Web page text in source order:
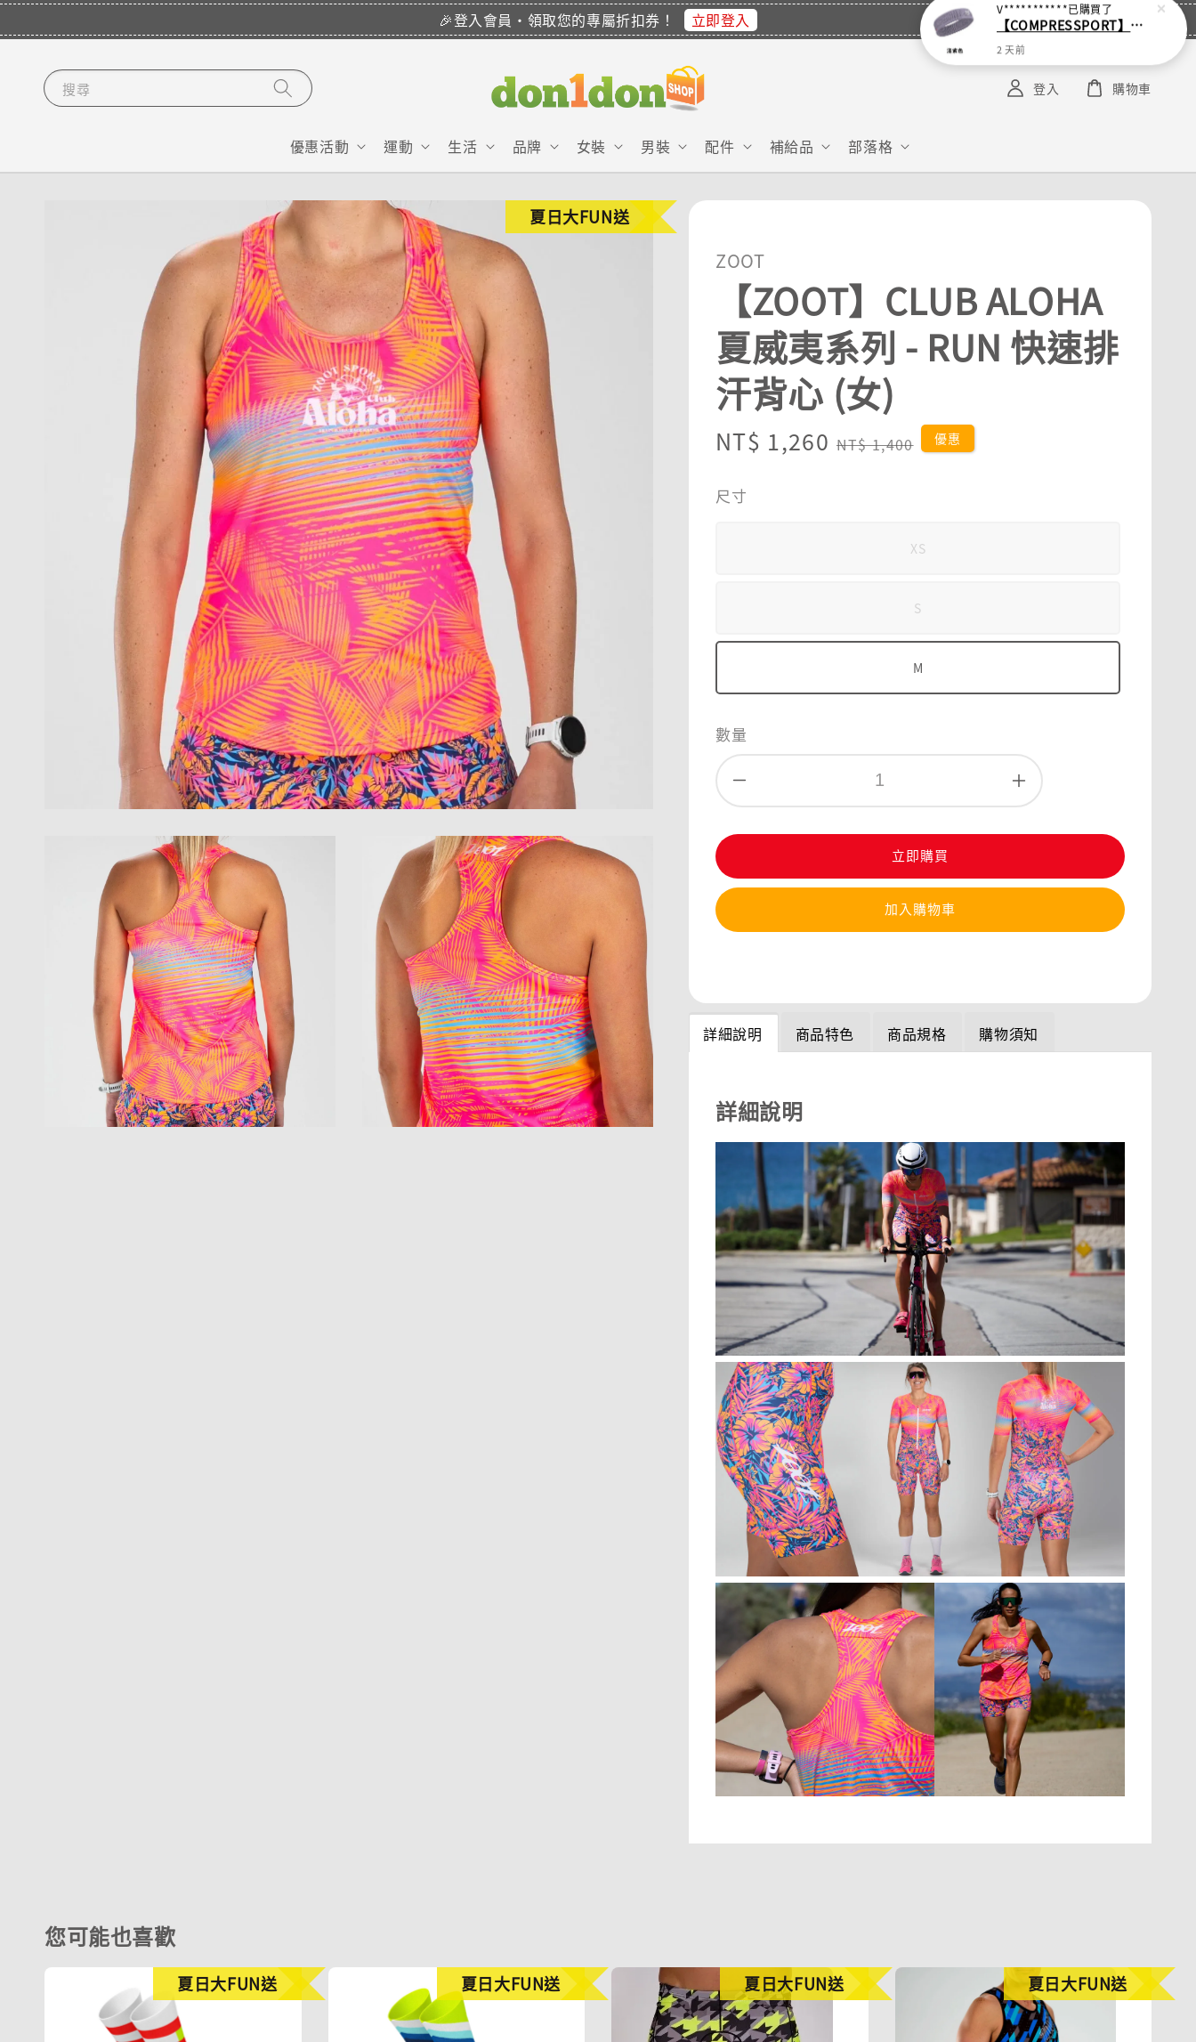
🎉登入會員・領取您的專屬折扣券！ 立即登入
搜尋
優惠活動 運動 生活 品牌 女裝 男裝 配件 補給品 部落格
登入 購物車
夏日大FUN送
ZOOT
【ZOOT】CLUB ALOHA
夏威夷系列 - RUN 快速排
汗背心 (女)
Sale
NT$ 1,260 Regular
NT$ 1,400 優惠
尺寸
XS
S
M
數量
立即購買
加入購物車
詳細說明 商品特色 商品規格 購物須知
詳細說明
您可能也喜歡
夏日大FUN送 夏日大FUN送 夏日大FUN送 夏日大FUN送
V***********已購買了
2 天前